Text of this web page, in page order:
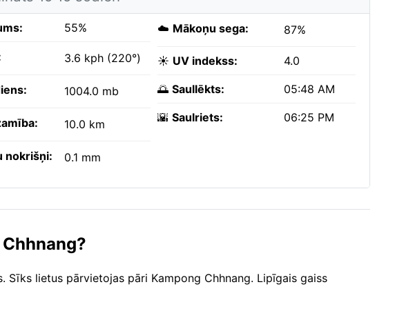
55%
3.6 kph (220°)
1004.0 mb
10.0 km
nokrišņi: 0.1 mm
☁️ Mākoņu sega: 87%
☀️ UV indekss: 4.0
🌅 Saullēkts: 05:48 AM
🌇 Saulriets: 06:25 PM
lietus pārvietojas pāri Kampong Chhnang. Lipīgais gaiss